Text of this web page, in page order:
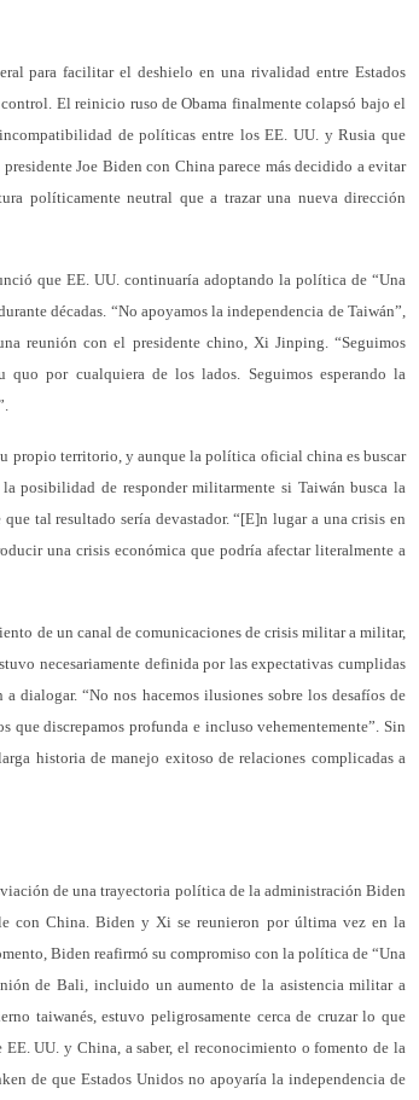
para facilitar el deshielo en una rivalidad entre Estados
El reinicio ruso de Obama finalmente colapsó bajo el
de políticas entre los EE. UU. y Rusia que
Joe Biden con China parece más decidido a evitar
políticamente neutral que a trazar una nueva dirección
que EE. UU. continuaría adoptando la política de “Una
décadas. “No apoyamos la independencia de Taiwán”,
reunión con el presidente chino, Xi Jinping. “Seguimos
por cualquiera de los lados. Seguimos esperando la
propio territorio, y aunque la política oficial china es buscar
posibilidad de responder militarmente si Taiwán busca la
tal resultado sería devastador. “[E]n lugar a una crisis en
una crisis económica que podría afectar literalmente a
de un canal de comunicaciones de crisis militar a militar,
necesariamente definida por las expectativas cumplidas
dialogar. “No nos hacemos ilusiones sobre los desafíos de
que discrepamos profunda e incluso vehementemente”. Sin
historia de manejo exitoso de relaciones complicadas a
de una trayectoria política de la administración Biden
con China. Biden y Xi se reunieron por última vez en la
Biden reafirmó su compromiso con la política de “Una
de Bali, incluido un aumento de la asistencia militar a
taiwanés, estuvo peligrosamente cerca de cruzar lo que
UU. y China, a saber, el reconocimiento o fomento de la
de que Estados Unidos no apoyaría la independencia de